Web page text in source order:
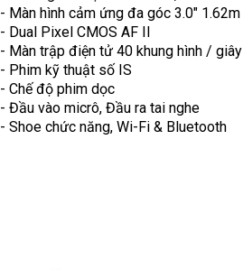
- Màn hình cảm ứng đa góc 3.0" 1.62m
- Dual Pixel CMOS AF II
- Màn trập điện tử 40 khung hình / giây
- Phim kỹ thuật số IS
- Chế độ phim dọc
- Đầu vào micrô, Đầu ra tai nghe
- Shoe chức năng, Wi-Fi & Bluetooth